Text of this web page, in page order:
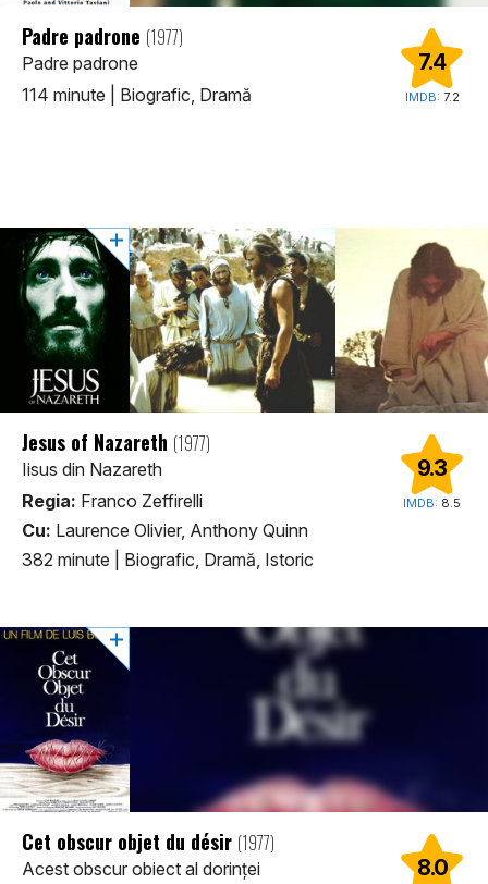
7.4
IMDB: 7.2
Padre padrone (1977)
Padre padrone
114 minute
Biografic, Dramă
9.3
IMDB: 8.5
Jesus of Nazareth (1977)
Iisus din Nazareth
Regia: Franco Zeffirelli
Cu: Laurence Olivier, Anthony Quinn
382 minute
Biografic, Dramă, Istoric
8.0
Cet obscur objet du désir (1977)
Acest obscur obiect al dorinței